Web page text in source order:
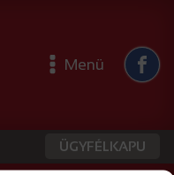
Menü
ÜGYFÉLKAPU